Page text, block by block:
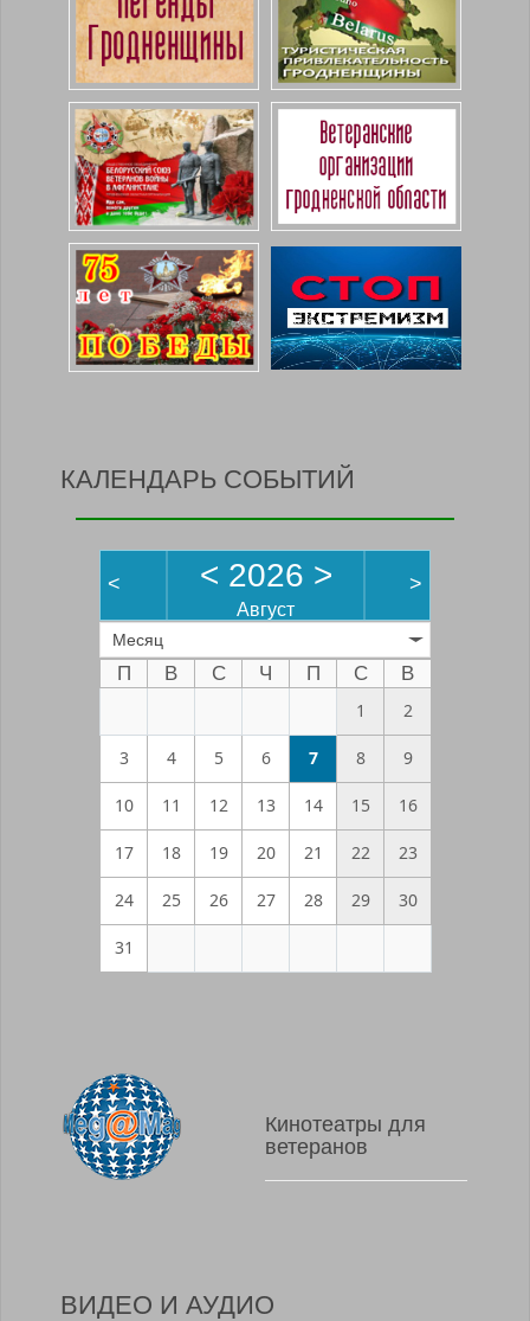
КАЛЕНДАРЬ СОБЫТИЙ
< < 2026 >
Август
>
Месяц
П В С Ч П С
В
1
2
3 4 5 6 7 8 9
10 11 12 13 14 15 16
17 18 19 20 21 22 23
24 25 26 27 28 29 30
31
Кинотеатры для
ветеранов
ВИДЕО И АУДИО